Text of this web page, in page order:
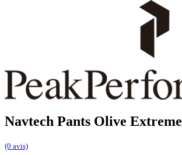
Navtech Pants Olive Extreme
(0 avis)